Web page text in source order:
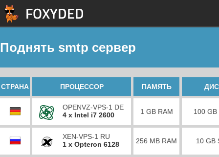
Поднять smtp сервер
СТРАНА ПРОЦЕССОР ПАМЯТЬ
OPENVZ-VPS-1 DE
4 x Intel i7 2600
1 GB RAM 100 GB
XEN-VPS-1 RU
1 x Opteron 6128
256 MB RAM 10 GB